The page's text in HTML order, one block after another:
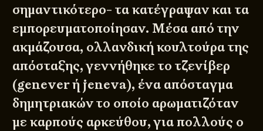
σημαντικότερο- τα κατέγραψαν και τα
εμπορευματοποίησαν. Μέσα από την
ακμάζουσα, ολλανδική κουλτούρα της
απόσταξης, γεννήθηκε το τζενίβερ
(genever ή jeneva), ένα απόσταγμα
δημητριακών το οποίο αρωματιζόταν
με καρπούς αρκεύθου, για πολλούς ο